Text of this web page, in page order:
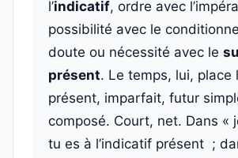
l’indicatif, ordre avec
possibilité avec le
doute ou nécessité avec le
présent. Le temps, lui, place
présent, imparfait, futur
composé. Court, net. Dans «
tu es à l’indicatif présent ;